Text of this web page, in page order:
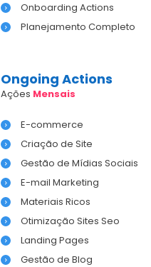
Onboarding Actions
Planejamento Completo
Ongoing Actions
Ações Mensais
E-commerce
Criação de Site
Gestão de Mídias Sociais
E-mail Marketing
Materiais Ricos
Otimização Sites Seo
Landing Pages
Gestão de Blog